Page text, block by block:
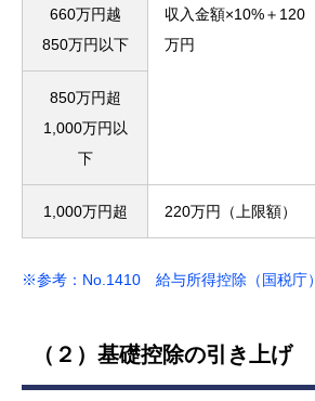
660万円越
850万円以下
収入金額×10%＋120
万円
850万円超
1,000万円以
下
1,000万円超 220万円（上限額）
※参考：No.1410 給与所得控除（国税庁）
（２）基礎控除の引き上げ